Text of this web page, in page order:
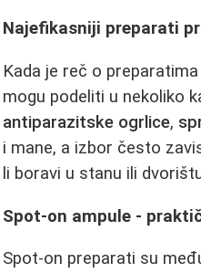
Najefikasniji preparati
Kada je reč o
mogu podeliti u nekoliko
antiparazitske ogrlice,
i mane, a izbor često
li boravi u stanu ili
Spot-on ampule -
Spot-on preparati su